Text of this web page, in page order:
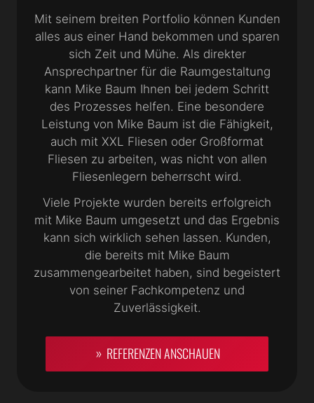
Mit seinem breiten Portfolio können Kunden
alles aus einer Hand bekommen und sparen
sich Zeit und Mühe. Als direkter
Ansprechpartner für die Raumgestaltung
kann Mike Baum Ihnen bei jedem Schritt
des Prozesses helfen. Eine besondere
Leistung von Mike Baum ist die Fähigkeit,
auch mit XXL Fliesen oder Großformat
Fliesen zu arbeiten, was nicht von allen
Fliesenlegern beherrscht wird.
Viele Projekte wurden bereits erfolgreich
mit Mike Baum umgesetzt und das Ergebnis
kann sich wirklich sehen lassen. Kunden,
die bereits mit Mike Baum
zusammengearbeitet haben, sind begeistert
von seiner Fachkompetenz und
Zuverlässigkeit.
REFERENZEN ANSCHAUEN